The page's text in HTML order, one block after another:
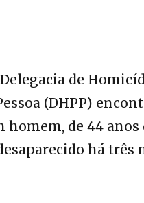
de
(DHPP)
homem, de 44 anos
há três